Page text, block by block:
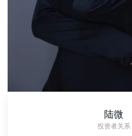
陆微
投资者关系